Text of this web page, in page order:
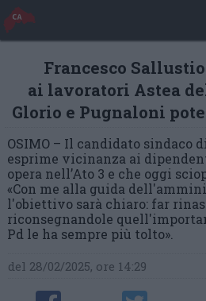
Francesco
ai lavoratori Astea
Glorio e Pugnaloni
OSIMO – Il candidato sindaco
esprime vicinanza ai
opera nell’Ato 3 e che oggi
«Con me alla guida
l'obiettivo sarà chiaro: far
riconsegnandole
Pd le ha sempre più tolto».
del 28/02/2025, ore 14:29